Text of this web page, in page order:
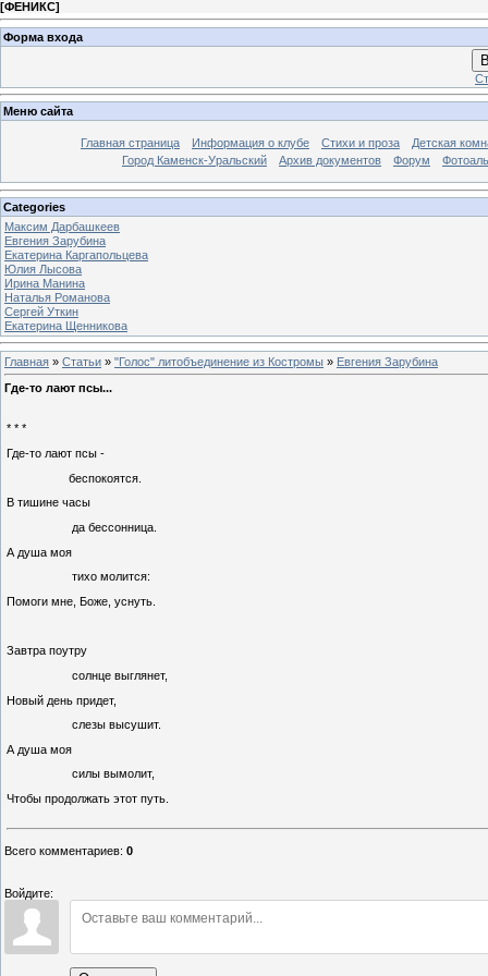
[ФЕНИКС]
Форма входа
Меню сайта
Главная страница Информация о клубе Стихи и проза
Детская
Город Каменск-Уральский
Архив документов Форум
Categories
Максим Дарбашкеев
Евгения Зарубина
Екатерина Каргапольцева
Юлия Лысова
Ирина Манина
Наталья Романова
Сергей Уткин
Екатерина Щенникова
Главная » Статьи » "Голос" литобъединение из Костромы » Евгения Зарубина
Где-то лают псы...
* * *
Где-то лают псы -
беспокоятся.
В тишине часы
да бессонница.
А душа моя
тихо молится:
Помоги мне, Боже, уснуть.
Завтра поутру
солнце выглянет,
Новый день придет,
слезы высушит.
А душа моя
силы вымолит,
Чтобы продолжать этот путь.
Всего комментариев: 0
Войдите: